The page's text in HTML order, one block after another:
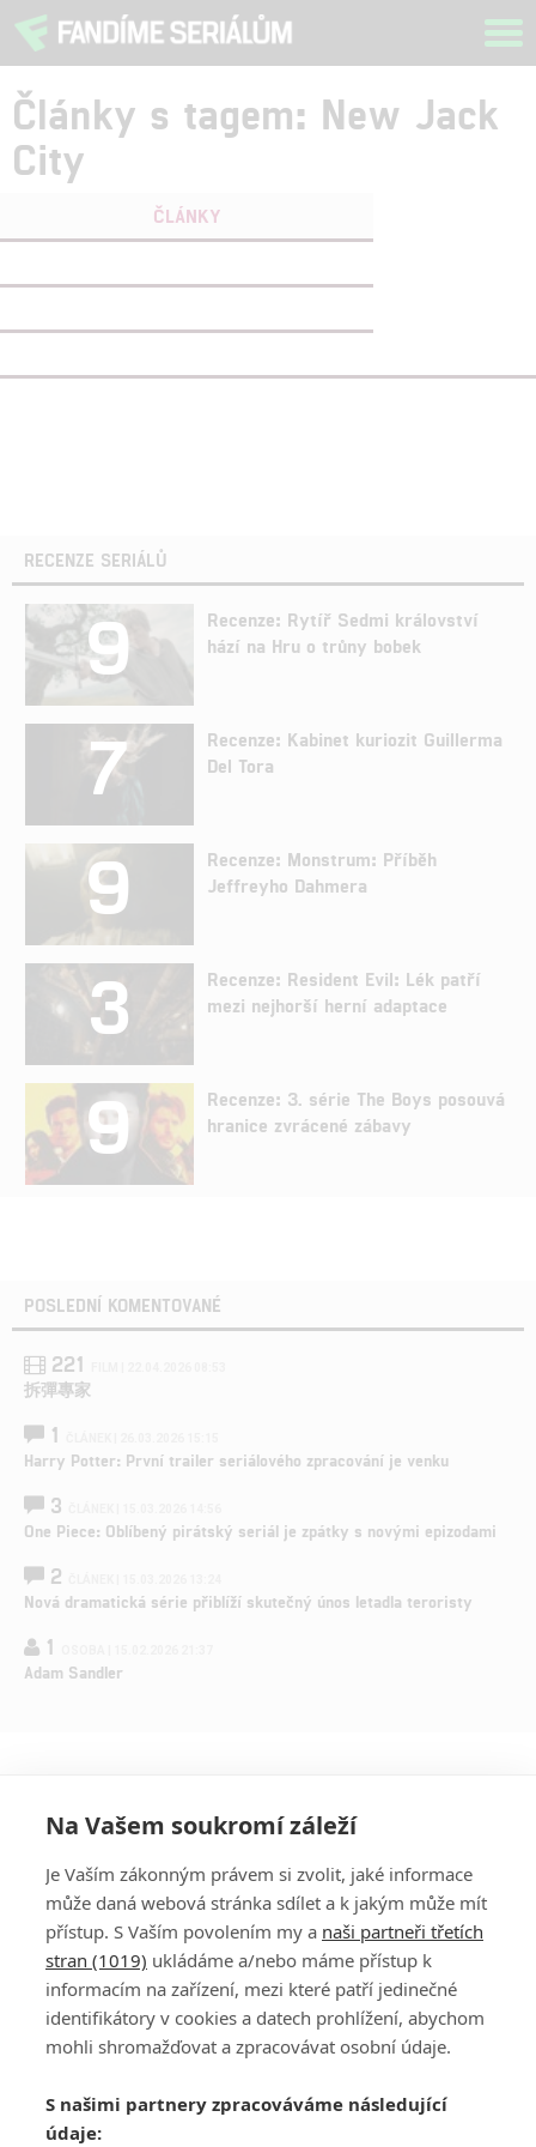
Články s tagem: New Jack
City
ČLÁNKY
RECENZE SERIÁLŮ
9
Recenze: Rytíř Sedmi království
hází na Hru o trůny bobek
7
Recenze: Kabinet kuriozit Guillerma
Del Tora
9
Recenze: Monstrum: Příběh
Jeffreyho Dahmera
3
Recenze: Resident Evil: Lék patří
mezi nejhorší herní adaptace
9
Recenze: 3. série The Boys posouvá
hranice zvrácené zábavy
POSLEDNÍ KOMENTOVANÉ
221
拆彈專家
1
Harry Potter: První trailer seriálového zpracování je venku
3
One Piece: Oblíbený pirátský seriál je zpátky s novými epizodami
2
Nová dramatická série přiblíží skutečný únos letadla teroristy
1
Adam Sandler
PŘIHLÁSIT
REGISTROVAT
DISKUZE
Šéfredaktorkou webu jePetr Slavík, e-mailserialy@fandimefilmu.cz
Máte-li zájem o inzerci na našem webu napište nám na e-mail
Na Vašem soukromí záleží
Je Vaším zákonným právem si zvolit, jaké informace
může daná webová stránka sdílet a k jakým může mít
přístup. S Vaším povolením my a naši partneři třetích
stran (1019) ukládáme a/nebo máme přístup k
informacím na zařízení, mezi které patří jedinečné
identifikátory v cookies a datech prohlížení, abychom
mohli shromažďovat a zpracovávat osobní údaje.
S našimi partnery zpracováváme následující
údaje: